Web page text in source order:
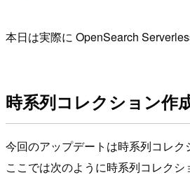
本日は実際に OpenSearch
時系列コレクション作
今回のアップデートは時系列コレク
ここでは次のように時系列コレクシ